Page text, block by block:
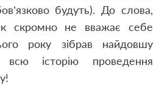
будуть). До слова,
скромно не вважає себе
року зібрав найдовшу
всю історію проведення